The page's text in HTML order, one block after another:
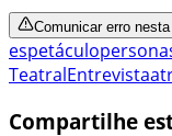
Comunicar erro
espetáculo
TeatralEntrevista
Compartilhe